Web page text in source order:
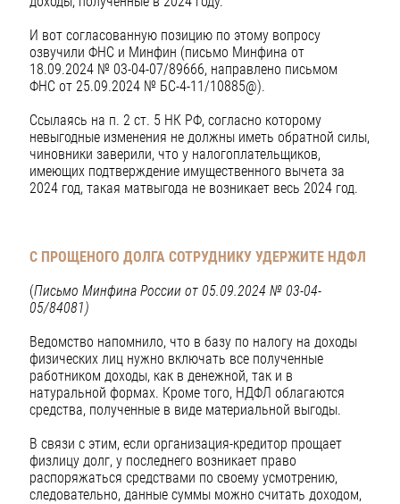
И вот согласованную позицию по этому вопросу
озвучили ФНС и Минфин (письмо Минфина от
18.09.2024 № 03-04-07/89666, направлено письмом
ФНС от 25.09.2024 № БС-4-11/10885@).
Ссылаясь на п. 2 ст. 5 НК РФ, согласно которому
невыгодные изменения не должны иметь обратной силы,
чиновники заверили, что у налогоплательщиков,
имеющих подтверждение имущественного вычета за
2024 год, такая матвыгода не возникает весь 2024 год.
С ПРОЩЕНОГО ДОЛГА СОТРУДНИКУ УДЕРЖИТЕ НДФЛ
(Письмо Минфина России от 05.09.2024 № 03-04-
05/84081)
Ведомство напомнило, что в базу по налогу на доходы
физических лиц нужно включать все полученные
работником доходы, как в денежной, так и в
натуральной формах. Кроме того, НДФЛ облагаются
средства, полученные в виде материальной выгоды.
В связи с этим, если организация-кредитор прощает
физлицу долг, у последнего возникает право
распоряжаться средствами по своему усмотрению,
следовательно, данные суммы можно считать доходом,